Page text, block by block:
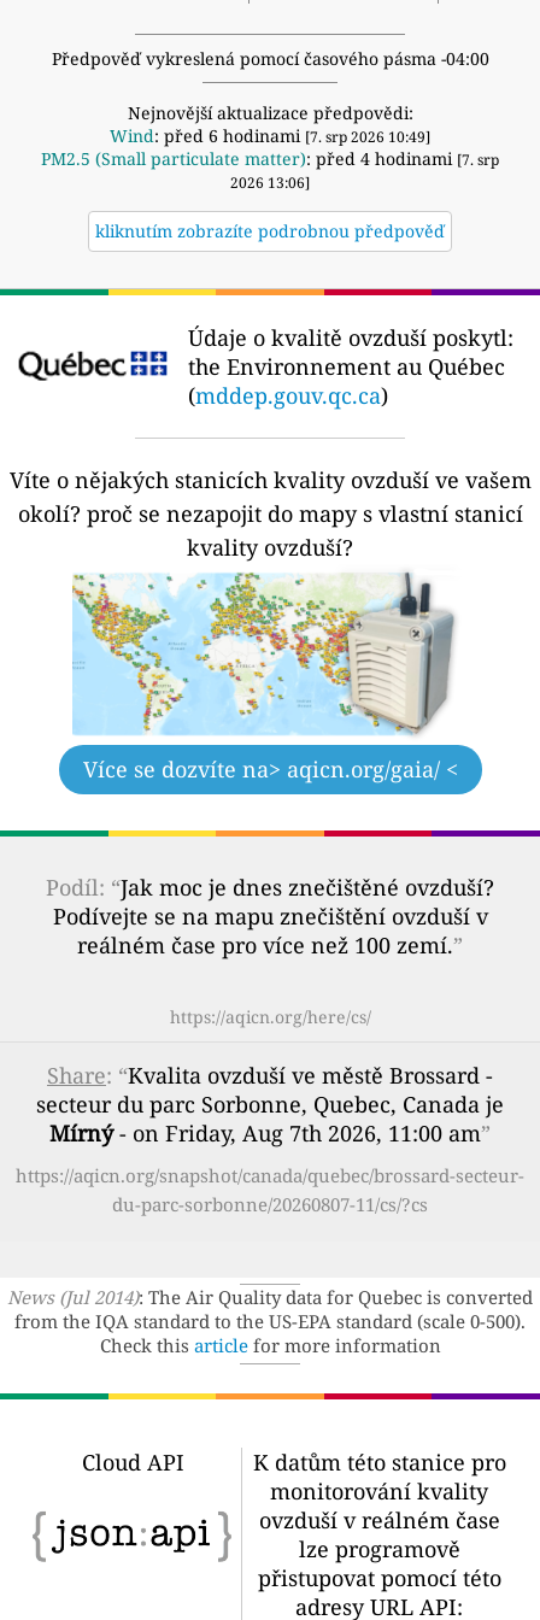
Předpověď vykreslená pomocí časového pásma -04:00
Nejnovější aktualizace předpovědi:
Wind: před 6 hodinami [7. srp 2026 10:49]
PM2.5 (Small particulate matter): před 4 hodinami [7. srp
2026 13:06]
kliknutím zobrazíte podrobnou předpověď
Údaje o kvalitě ovzduší poskytl:
the Environnement au Québec
(mddep.gouv.qc.ca)
Víte o nějakých stanicích kvality ovzduší ve vašem
okolí? proč se nezapojit do mapy s vlastní stanicí
kvality ovzduší?
Více se dozvíte na> aqicn.org/gaia/ <
Podíl: “Jak moc je dnes znečištěné ovzduší?
Podívejte se na mapu znečištění ovzduší v
reálném čase pro více než 100 zemí.”
https://aqicn.org/here/cs/
Share: “Kvalita ovzduší ve městě Brossard -
secteur du parc Sorbonne, Quebec, Canada je
Mírný- on Friday, Aug 7th 2026, 11:00 am”
https://aqicn.org/snapshot/canada/quebec/brossard-secteur-
du-parc-sorbonne/20260807-11/cs/?cs
News (Jul 2014): The Air Quality data for Quebec is converted
from the IQA standard to the US-EPA standard (scale 0-500).
Check this articlefor more information
Cloud API
K datům této stanice pro
monitorování kvality
ovzduší v reálném čase
lze programově
přistupovat pomocí této
adresy URL API: